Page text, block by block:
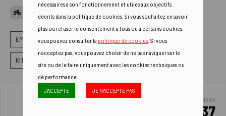
EMBRAYAGES DISQUES DE FRICTION
KIT D'EMBRAYAGE COMPLET
EURO
82.37
nécessaires à son fonctionnement et utiles aux objectifs
décrits dans la politique de cookies. Si vous souhaitez en savoir
plus ou refuser le consentement à tous ou à certains cookies,
vous pouvez consulter la politique de cookies . Si vous
n'acceptez pas, vous pouvez choisir de ne pas naviguer sur le
site ou de le faire uniquement avec les cookies techniques ou
de performance.
J'ACCEPTE
JE N'ACCEPTE PAS